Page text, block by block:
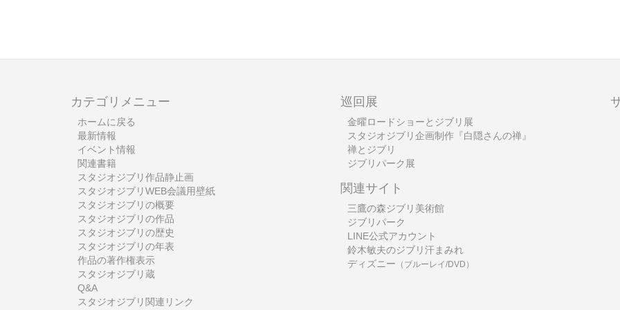
カテゴリメニュー
ホームに戻る
最新情報
イベント情報
関連書籍
スタジオジブリ作品静止画
スタジオジブリWEB会議用壁紙
スタジオジブリの概要
スタジオジブリの作品
スタジオジブリの歴史
スタジオジブリの年表
作品の著作権表示
スタジオジブリ蔵
Q&A
スタジオジブリ関連リンク
巡回展
金曜ロードショーとジブリ展
スタジオジブリ企画制作『白隠さんの禅』
禅とジブリ
ジブリパーク展
関連サイト
三鷹の森ジブリ美術館
ジブリパーク
LINE公式アカウント
鈴木敏夫のジブリ汗まみれ
ディズニー （ブルーレイ/DVD）